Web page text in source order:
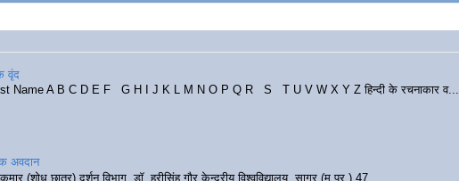
वृंद
Name A B C D E F G H I J K L M N O P Q R S T U V W X Y Z हिन्दी के रचनाकार व...
अवदान
(शोध छात्र) दर्शन विभाग, डॉ. हरीसिंह गौर केन्द्रीय विश्वविद्यालय, सागर (म.प्र.) 47...